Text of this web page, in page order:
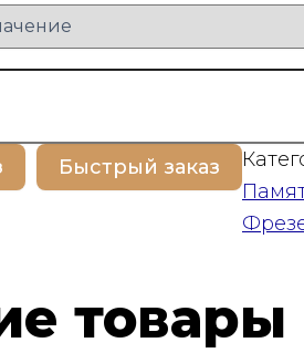
Быстрый заказ
товары